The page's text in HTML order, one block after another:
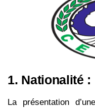
1. Nationalité :
La présentation